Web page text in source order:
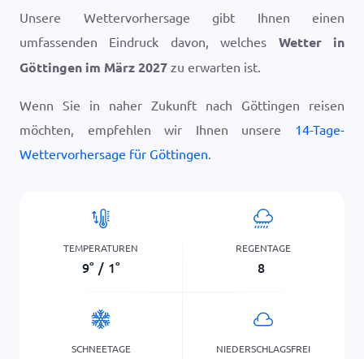
Unsere Wettervorhersage gibt Ihnen einen
umfassenden Eindruck davon, welches Wetter in
Göttingen im März 2027 zu erwarten ist.
Wenn Sie in naher Zukunft nach Göttingen reisen
möchten, empfehlen wir Ihnen unsere 14-Tage-
Wettervorhersage für Göttingen.
TEMPERATUREN
9° / 1°
REGENTAGE
8
SCHNEETAGE NIEDERSCHLAGSFREI